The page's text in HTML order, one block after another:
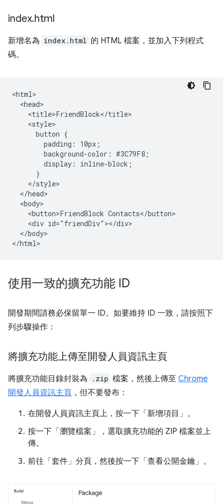
index.html
新增名為 index.html 的 HTML 檔案，並加入下列程式
碼。
<html>
  <head>
    <title>FriendBlock</title>
    <style>
      button {
        padding: 10px;
        background-color: #3C79F8;
        display: inline-block;
      }
    </style>
  </head>
  <body>
    <button>FriendBlock Contacts</button>
    <div id="friendDiv"></div>
  </body>
使用一致的擴充功能 ID
開發期間請務必保留單一 ID。如要維持 ID 一致，請按照下
列步驟操作：
將擴充功能上傳至開發人員資訊主頁
將擴充功能目錄封裝為 .zip 檔案，然後上傳至 Chrome
開發人員資訊主頁 ，但不要發布：
在開發人員資訊主頁上，按一下「新增項目」 。
按一下「瀏覽檔案」
，選取擴充功能的 ZIP 檔案並上
傳。
前往「套件」 分頁，然後按一下「查看公開金鑰」 。